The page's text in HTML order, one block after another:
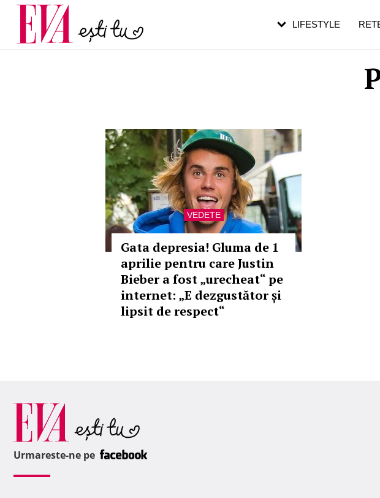
VEDETE
Gata depresia! Gluma de 1
aprilie pentru care Justin
Bieber a fost „urecheat“ pe
internet: „E dezgustător și
lipsit de respect“
LIFESTYLE
Carieră
Actualitate
Urmareste-ne pe